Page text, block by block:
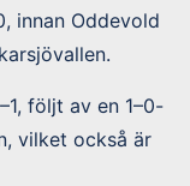
innan Oddevold
följt av en 1–0-
vilket också är